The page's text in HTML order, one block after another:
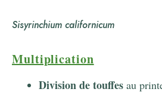
Sisyrinchium californicum
Multiplication
Division de touffes au